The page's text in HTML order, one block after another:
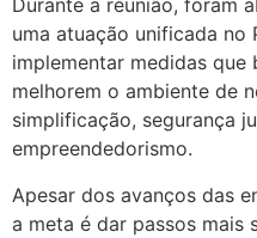
Durante a reunião, foram
uma atuação unificada no
implementar medidas
melhorem o ambiente de
simplificação, segurança
empreendedorismo.
Apesar dos avanços das
a meta é dar passos mais